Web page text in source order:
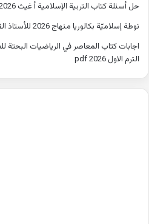
حل أسئلة كتاب التربية الإسلامية أ غيث 2026 بكالوريا المنهاج السوري
نوطة إسلاميّة بكالوريا منهاج 2026 للأستاذ القدير هُمام حَمدان المنهاج السوري
اجابات كتاب المعاصر في الرياضيات البحتة
الترم الاول 2026 pdf